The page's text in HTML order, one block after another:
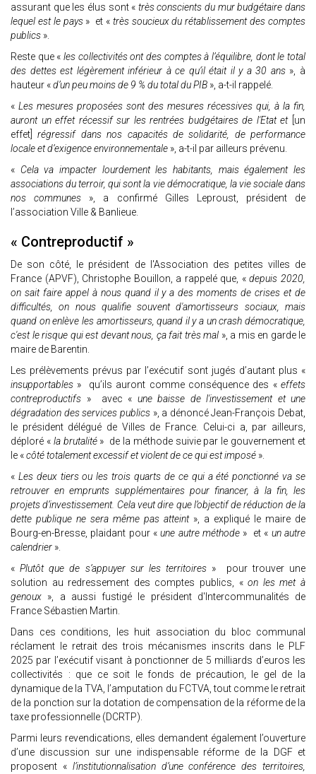
assurant que les élus sont « très conscients du mur budgétaire dans
lequel est le pays» et « très soucieux du rétablissement des comptes
publics ».
Reste que « les collectivités ont des comptes à l’équilibre, dont le total
des dettes est légèrement inférieur à ce qu’il était il y a 30 ans», à
hauteur «d’un peu moins de 9 % du total du PIB », a-t-il rappelé.
« Les mesures proposées sont des mesures récessives qui, à la fin,
auront un effet récessif sur les rentrées budgétaires de l'Etat et [un
effet]
régressif dans nos capacités de solidarité, de performance
locale et d’exigence environnementale », a-t-il par ailleurs prévenu.
« Cela va impacter lourdement les habitants, mais également les
associations du terroir, qui sont la vie démocratique, la vie sociale dans
nos communes », a confirmé Gilles Leproust, président de
l’association Ville & Banlieue.
« Contreproductif »
De son côté, le président de l'Association des petites villes de
France (APVF), Christophe Bouillon, a rappelé que, «depuis 2020,
on sait faire appel à nous quand il y a des moments de crises et de
difficultés, on nous qualifie souvent d'amortisseurs sociaux, mais
quand on enlève les amortisseurs, quand il y a un crash démocratique,
c'est le risque qui est devant nous, ça fait très mal », a mis en garde le
maire de Barentin.
Les prélèvements prévus par l’exécutif sont jugés d’autant plus «
insupportables » qu’ils auront comme conséquence des «effets
contreproductifs » avec « une baisse de l'investissement et une
dégradation des services publics», a dénoncé Jean-François Debat,
le président délégué de Villes de France. Celui-ci a, par ailleurs,
déploré «la brutalité» de la méthode suivie par le gouvernement et
le «côté totalement excessif et violent de ce qui est imposé ».
« Les deux tiers ou les trois quarts de ce qui a été ponctionné va se
retrouver en emprunts supplémentaires pour financer, à la fin, les
projets d’investissement. Cela veut dire que l’objectif de réduction de la
dette publique ne sera même pas atteint », a expliqué le maire de
Bourg-en-Bresse, plaidant pour «une autre méthode » et « un autre
calendrier ».
« Plutôt que de s’appuyer sur les territoires » pour trouver une
solution au redressement des comptes publics, «on les met à
genoux », a aussi fustigé le président d'Intercommunalités de
France Sébastien Martin.
Dans ces conditions, les huit association du bloc communal
réclament le retrait des trois mécanismes inscrits dans le PLF
2025 par l’exécutif visant à ponctionner de 5 milliards d’euros les
collectivités : que ce soit le fonds de précaution, le gel de la
dynamique de la TVA, l’amputation du FCTVA, tout comme le retrait
de la ponction sur la dotation de compensation de la réforme de la
taxe professionnelle (DCRTP).
Parmi leurs revendications, elles demandent également l’ouverture
d’une discussion sur une indispensable réforme de la DGF et
proposent « l’institutionnalisation d’une conférence des territoires,